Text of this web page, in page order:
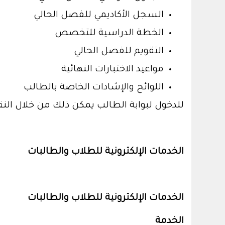
السجل الأكاديمي للفصل الحالي
الخطة الدراسية للتخصص
التقويم للفصل الحالي
مواعيد الاختبارات النهائية
اللوائح والإشادات الخاصة بالطالب
للدخول لبوابة الطالب يمكن ذلك من خلال
الخدمات الإلكترونية للطلاب والطالبات
الخدمات الإلكترونية للطلاب والطالبات
الخدمة